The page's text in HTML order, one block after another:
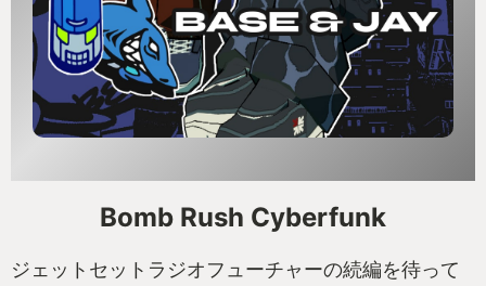
Bomb Rush Cyberfunk
ジェットセットラジオフューチャーの続編を待って